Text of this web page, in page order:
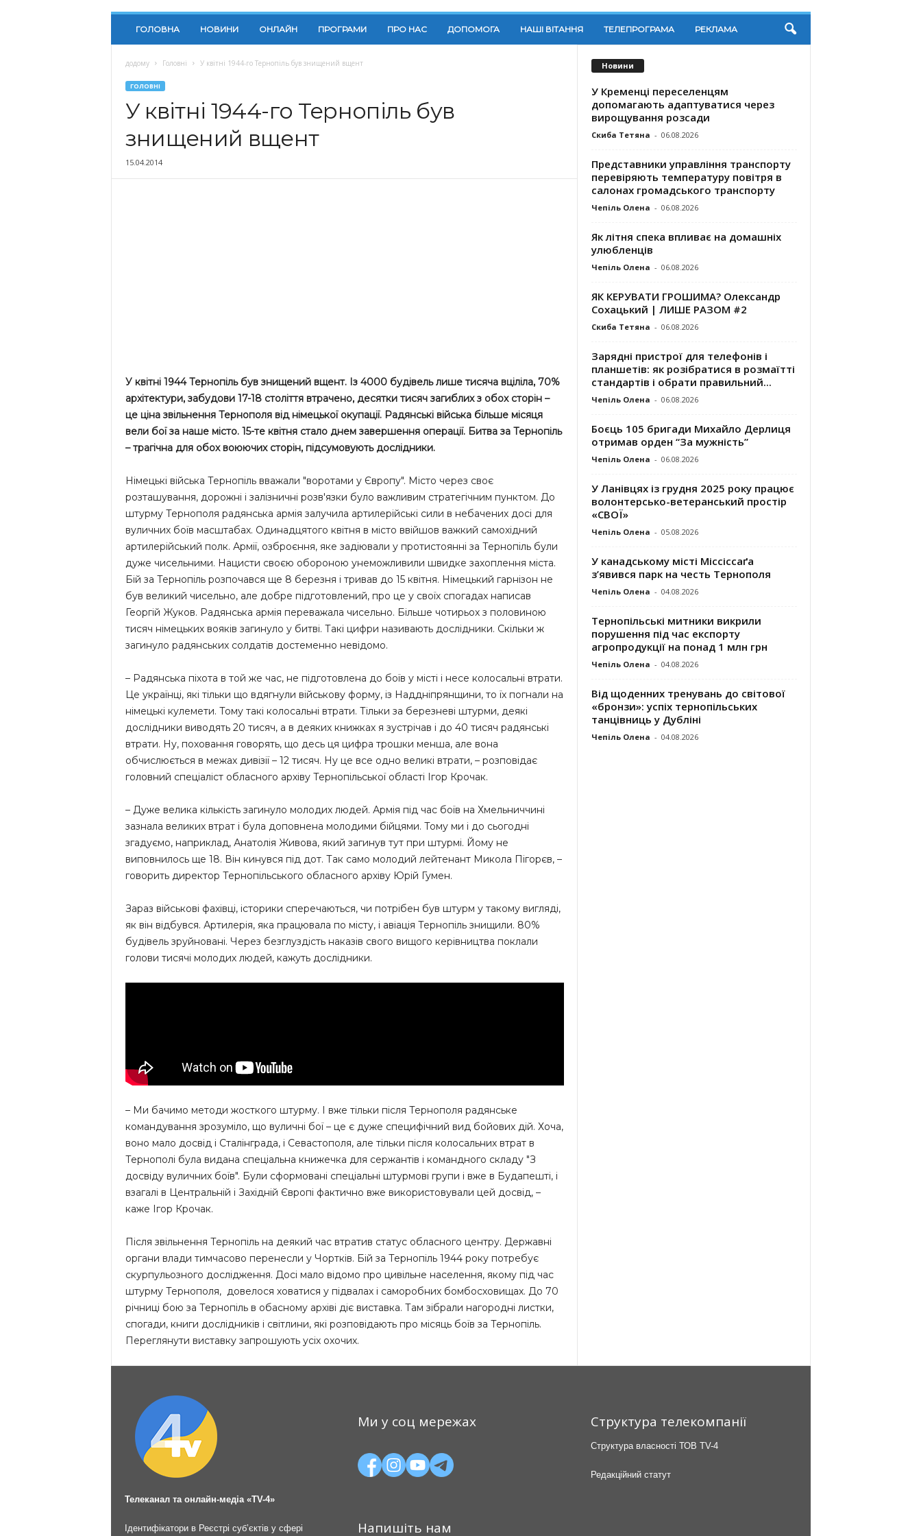
ГОЛОВНА НОВИНИ ОНЛАЙН ПРОГРАМИ ПРО НАС ДОПОМОГА НАШІ ВІТАННЯ ТЕЛЕПРОГРАМА РЕКЛАМА
додому Головні У квітні 1944-го Тернопіль був знищений вщент
ГОЛОВНІ
У квітні 1944-го Тернопіль був
знищений вщент
15.04.2014
У квітні 1944 Тернопіль був знищений вщент. Із 4000 будівель лише тисяча вціліла, 70%
архітектури, забудови 17-18 століття втрачено, десятки тисяч загиблих з обох сторін –
це ціна звільнення Тернополя від німецької окупації. Радянські війська більше місяця
вели бої за наше місто. 15-те квітня стало днем завершення операції. Битва за Тернопіль
– трагічна для обох воюючих сторін, підсумовують дослідники.
Німецькі війська Тернопіль вважали "воротами у Європу". Місто через своє
розташування, дорожні і залізничні розв'язки було важливим стратегічним пунктом. До
штурму Тернополя радянська армія залучила артилерійські сили в небачених досі для
вуличних боїв масштабах. Одинадцятого квітня в місто ввійшов важкий самохідний
артилерійський полк. Армії, озброєння, яке задіювали у протистоянні за Тернопіль були
дуже чисельними. Нацисти своєю обороною унеможливили швидке захоплення міста.
Бій за Тернопіль розпочався ще 8 березня і тривав до 15 квітня. Німецький гарнізон не
був великий чисельно, але добре підготовлений, про це у своїх спогадах написав
Георгій Жуков. Радянська армія переважала чисельно. Більше чотирьох з половиною
тисяч німецьких вояків загинуло у битві. Такі цифри називають дослідники. Скільки ж
загинуло радянських солдатів достеменно невідомо.
– Радянська піхота в той же час, не підготовлена до боїв у місті і несе колосальні втрати.
Це українці, які тільки що вдягнули військову форму, із Наддніпрянщини, то їх погнали на
німецькі кулемети. Тому такі колосальні втрати. Тільки за березневі штурми, деякі
дослідники виводять 20 тисяч, а в деяких книжках я зустрічав і до 40 тисяч радянські
втрати. Ну, поховання говорять, що десь ця цифра трошки менша, але вона
обчислюється в межах дивізії – 12 тисяч. Ну це все одно великі втрати, – розповідає
головний спеціаліст обласного архіву Тернопільської області Ігор Крочак.
– Дуже велика кількість загинуло молодих людей. Армія під час боїв на Хмельниччині
зазнала великих втрат і була доповнена молодими бійцями. Тому ми і до сьогодні
згадуємо, наприклад, Анатолія Живова, який загинув тут при штурмі. Йому не
виповнилось ще 18. Він кинувся під дот. Так само молодий лейтенант Микола Пігорєв, –
говорить директор Тернопільського обласного архіву Юрій Гумен.
Зараз військові фахівці, історики сперечаються, чи потрібен був штурм у такому вигляді,
як він відбувся. Артилерія, яка працювала по місту, і авіація Тернопіль знищили. 80%
будівель зруйновані. Через безглуздість наказів свого вищого керівництва поклали
голови тисячі молодих людей, кажуть дослідники.
– Ми бачимо методи жосткого штурму. І вже тільки після Тернополя радянське
командування зрозуміло, що вуличні бої – це є дуже специфічний вид бойових дій. Хоча,
воно мало досвід і Сталінграда, і Севастополя, але тільки після колосальних втрат в
Тернополі була видана спеціальна книжечка для сержантів і командного складу "З
досвіду вуличних боїв". Були сформовані спеціальні штурмові групи і вже в Будапешті, і
взагалі в Центральній і Західній Європі фактично вже використовували цей досвід, –
каже Ігор Крочак.
Після звільнення Тернопіль на деякий час втратив статус обласного центру. Державні
органи влади тимчасово перенесли у Чортків. Бій за Тернопіль 1944 року потребує
скурпульозного дослідження. Досі мало відомо про цивільне населення, якому під час
штурму Тернополя, довелося ховатися у підвалах і саморобних бомбосховищах. До 70
річниці бою за Тернопіль в обасному архіві діє виставка. Там зібрали нагородні листки,
спогади, книги дослідників і світлини, які розповідають про місяць боїв за Тернопіль.
Переглянути виставку запрошують усіх охочих.
Новини
У Кременці переселенцям
допомагають адаптуватися через
вирощування розсади
Скиба Тетяна - 06.08.2026
Представники управління транспорту
перевіряють температуру повітря в
салонах громадського транспорту
Чепіль Олена - 06.08.2026
Як літня спека впливає на домашніх
улюбленців
Чепіль Олена - 06.08.2026
ЯК КЕРУВАТИ ГРОШИМА? Олександр
Сохацький | ЛИШЕ РАЗОМ #2
Скиба Тетяна - 06.08.2026
Зарядні пристрої для телефонів і
планшетів: як розібратися в розмаїтті
стандартів і обрати правильний...
Чепіль Олена - 06.08.2026
Боєць 105 бригади Михайло Дерлиця
отримав орден “За мужність”
Чепіль Олена - 06.08.2026
У Ланівцях із грудня 2025 року працює
волонтерсько-ветеранський простір
«СВОЇ»
Чепіль Олена - 05.08.2026
У канадському місті Міссіссаґа
з’явився парк на честь Тернополя
Чепіль Олена - 04.08.2026
Тернопільські митники викрили
порушення під час експорту
агропродукції на понад 1 млн грн
Чепіль Олена - 04.08.2026
Від щоденних тренувань до світової
«бронзи»: успіх тернопільських
танцівниць у Дубліні
Чепіль Олена - 04.08.2026
Телеканал та онлайн-медіа «TV-4»
Ідентифікатори в Реєстрі суб’єктів у сфері
Ми у соц мережах
Напишіть нам
Структура телекомпанії
Структура власності ТОВ TV-4
Редакційний статут